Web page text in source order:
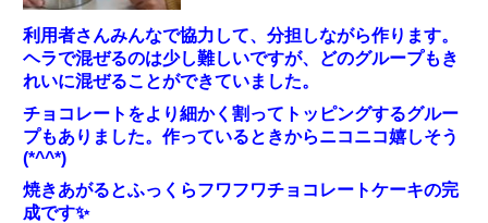
利用者さんみんなで協力して、分担しながら作ります。
ヘラで混ぜるのは少し難しいですが、どのグループもき
れいに混ぜることができていました。
チョコレートをより細かく割ってトッピングするグルー
プもありました。作っているときからニコニコ嬉しそう
(*^^*)
焼きあがるとふっくらフワフワチョコレートケーキの完
成です✨